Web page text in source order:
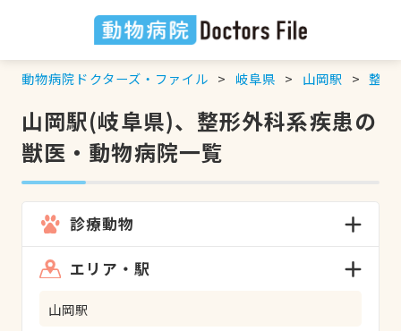
動物病院ドクターズ・ファイル 岐阜県 山岡駅 整形
山岡駅(岐阜県)、整形外科系疾患の
獣医・動物病院一覧
診療動物
エリア・駅
山岡駅